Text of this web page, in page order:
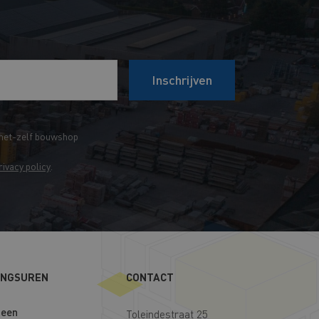
zelf bouwshop
policy
Inschrijven
CONTACT
Toleindestraat 25